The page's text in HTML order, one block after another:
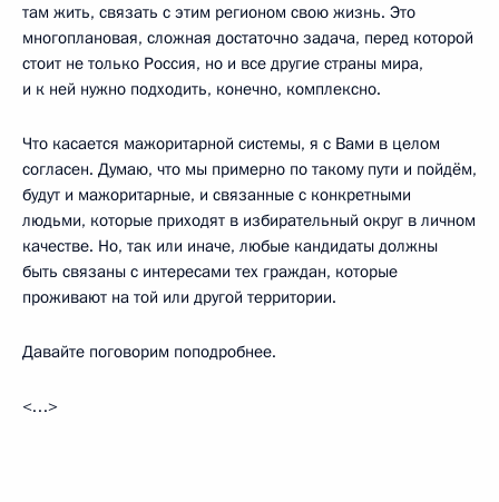
там жить, связать с этим регионом свою жизнь. Это
многоплановая, сложная достаточно задача, перед которой
стоит не только Россия, но и все другие страны мира,
и к ней нужно подходить, конечно, комплексно.
Что касается мажоритарной системы, я с Вами в целом
согласен. Думаю, что мы примерно по такому пути и пойдём,
будут и мажоритарные, и связанные с конкретными
людьми, которые приходят в избирательный округ в личном
качестве. Но, так или иначе, любые кандидаты должны
быть связаны с интересами тех граждан, которые
проживают на той или другой территории.
Давайте поговорим поподробнее.
<…>